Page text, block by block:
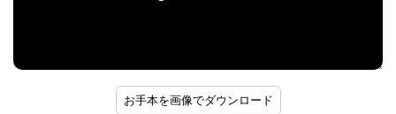
お手本を画像でダウンロード